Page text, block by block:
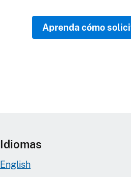
Aprenda cómo
Idiomas
English